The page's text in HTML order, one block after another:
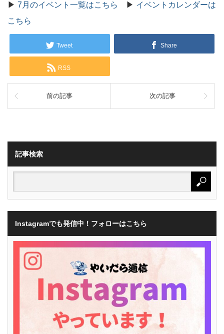
▶ 7月のイベント一覧はこちら ▶ イベントカレンダーは
こちら
Tweet Share
RSS
前の記事 次の記事
記事検索
Instagramでも発信中！フォローはこちら